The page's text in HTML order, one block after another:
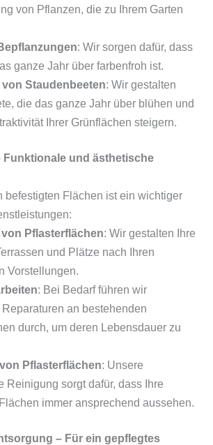
von Pflanzen, die zu Ihrem Garten
: Wir sorgen dafür, dass
ganze Jahr über farbenfroh ist.
Staudenbeeten: Wir gestalten
die das ganze Jahr über blühen und
Ihrer Grünflächen steigern.
Funktionale und ästhetische
befestigten Flächen ist ein wichtiger
von Pflasterflächen: Wir gestalten Ihre
und Plätze nach Ihren
Vorstellungen.
: Bei Bedarf führen wir
an bestehenden
durch, um deren Lebensdauer zu
Pflasterflächen: Unsere
Reinigung sorgt dafür, dass Ihre
immer ansprechend aussehen.
– Für ein gepflegtes